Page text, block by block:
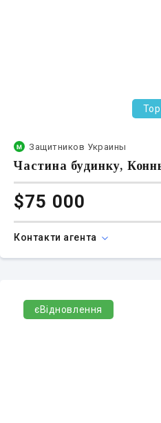
Защитников Украины
Частина будинку,
$75 000
Контакти агента
єВідновлення